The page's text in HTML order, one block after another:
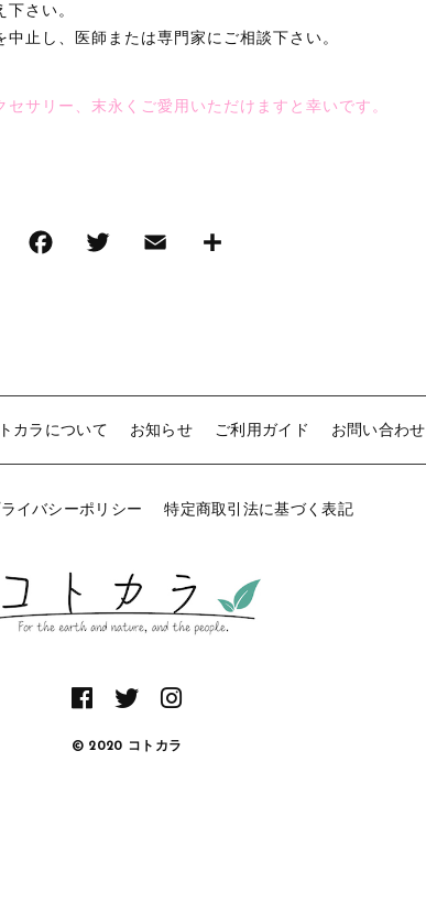
さい。
止し、医師または専門家にご相談下さい。
サリー、末永くご愛用いただけますと幸いです。
F
b
o
o
T
カラについて お知らせ ご利用ガイド お問い合わせ
イバシーポリシー 特定商取引法に基づく表記
© 2020 コトカラ